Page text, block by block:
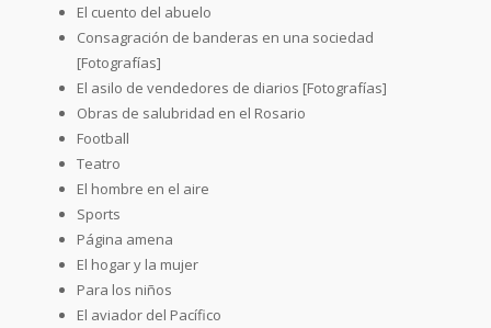
El cuento del abuelo
Consagración de banderas en una sociedad
[Fotografías]
El asilo de vendedores de diarios [Fotografías]
Obras de salubridad en el Rosario
Football
Teatro
El hombre en el aire
Sports
Página amena
El hogar y la mujer
Para los niños
El aviador del Pacífico